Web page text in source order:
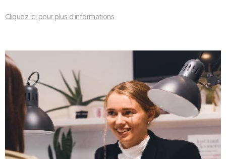
Cliquez ici pour plus d'informations